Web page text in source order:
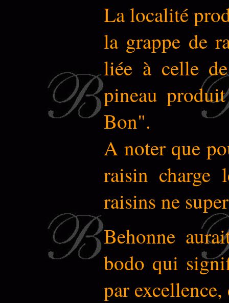
La localité
la grappe de
liée à celle
pineau
Bon".
A noter que
raisin charge
raisins ne
Behonne
bodo qui
par